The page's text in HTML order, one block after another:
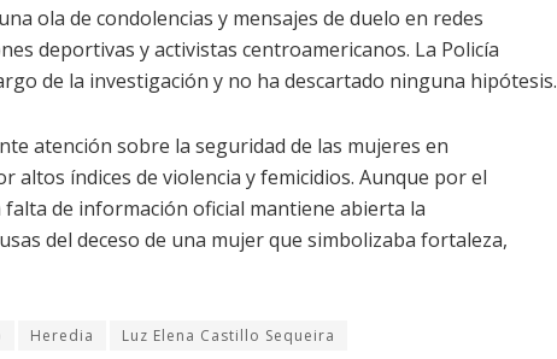
ola de condolencias y mensajes de duelo en redes
deportivas y activistas centroamericanos. La Policía
de la investigación y no ha descartado ninguna hipótesis.
atención sobre la seguridad de las mujeres en
altos índices de violencia y femicidios. Aunque por el
de información oficial mantiene abierta la
del deceso de una mujer que simbolizaba fortaleza,
Heredia Luz Elena Castillo Sequeira